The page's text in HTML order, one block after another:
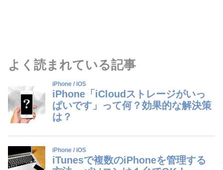
よく読まれている記事